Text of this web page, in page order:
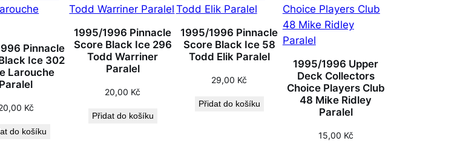
Pinnacle
Ice 302
Larouche
Paralel
Kč
do košíku
1995/1996 Pinnacle
Score Black Ice 296
Todd Warriner
Paralel
20,00 Kč
Přidat do košíku
1995/1996 Pinnacle
Score Black Ice 58
Todd Elik Paralel
29,00 Kč
Přidat do košíku
1995/1996 Upper
Deck Collectors
Choice Players Club
48 Mike Ridley
Paralel
15,00 Kč